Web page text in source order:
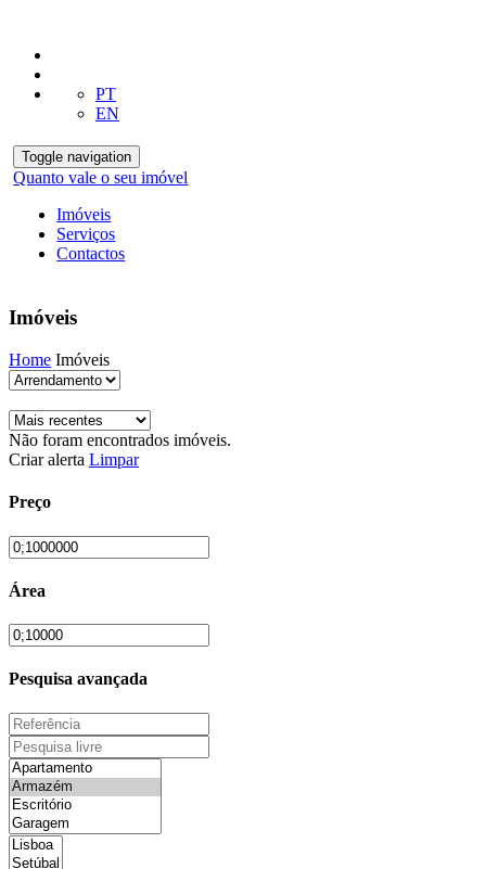
PT
EN
Toggle navigation
Quanto vale o seu imóvel
Imóveis
Serviços
Contactos
Imóveis
Home Imóveis
Não foram encontrados imóveis.
Criar alerta Limpar
Preço
Área
Pesquisa avançada